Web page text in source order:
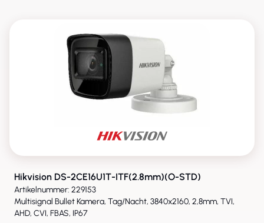
Hikvision DS-2CE16U1T-ITF(2.8mm)(O-STD)
Artikelnummer: 229153
Multisignal Bullet Kamera, Tag/Nacht, 3840x2160, 2,8mm, TVI,
AHD, CVI, FBAS, IP67